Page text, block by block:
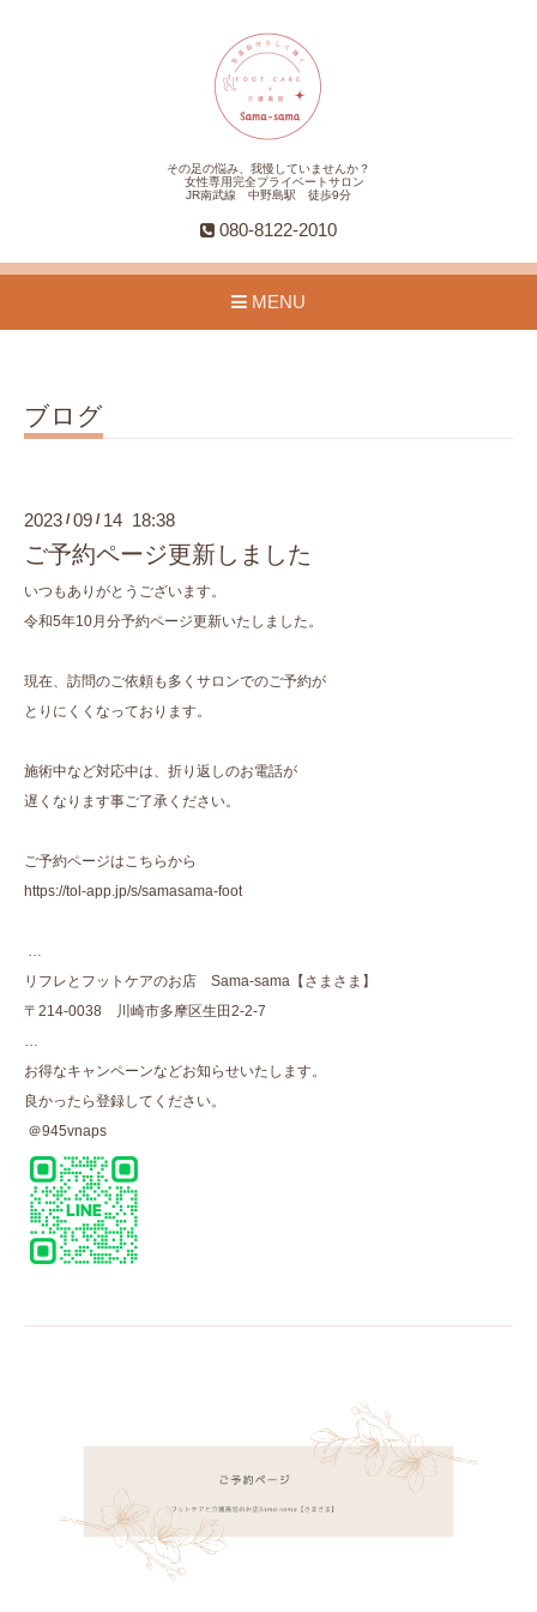
その足の悩み、我慢していませんか？
女性専用完全プライベートサロン
JR南武線 中野島駅 徒歩9分
080-8122-2010
MENU
ブログ
2023 /09 / 14 18:38
ご予約ページ更新しました
いつもありがとうございます。
令和5年10月分予約ページ更新いたしました。
現在、訪問のご依頼も多くサロンでのご予約が
とりにくくなっております。
施術中など対応中は、折り返しのお電話が
遅くなります事ご了承ください。
ご予約ページはこちらから
https://tol-app.jp/s/samasama-foot
リフレとフットケアのお店 Sama-sama【さまさま】
〒214-0038 川崎市多摩区生田2-2-7
お得なキャンペーンなどお知らせいたします。
良かったら登録してください。
＠945vnaps